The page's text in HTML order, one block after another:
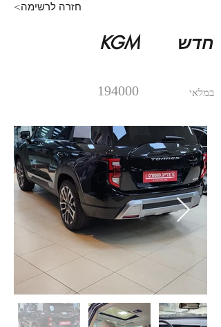
<חזרה לרשימה
KGM חדש
194000 במלאי